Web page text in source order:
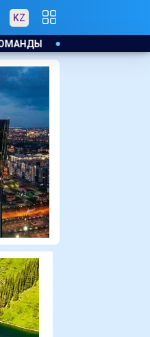
KZ
ПЕРЕЧЕНЬ